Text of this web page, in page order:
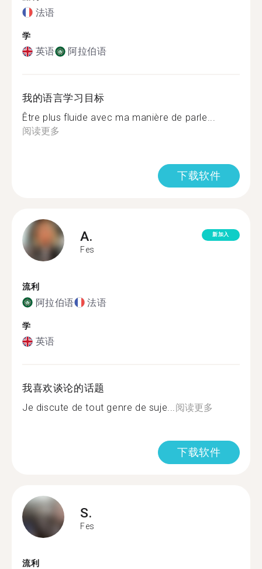
法语
学
英语 阿拉伯语
我的语言学习目标
Être plus fluide avec ma manière de parle...
阅读更多
下载软件
A.
Fes
新加入
流利
阿拉伯语 法语
学
英语
我喜欢谈论的话题
Je discute de tout genre de suje...阅读更多
下载软件
S.
Fes
流利